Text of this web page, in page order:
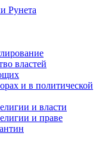
Рунета
властей
и в политической
и власти
и праве